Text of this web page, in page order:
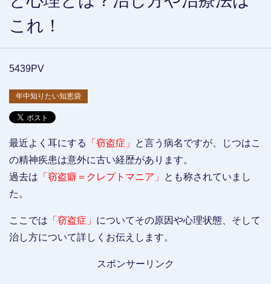
これ！
5439PV
年中知りたい知恵袋
最近よく耳にする 「窃盗症」
と言う病名ですが、じつはこ
の精神疾患は意外に古い経歴があります。
過去は 「窃盗癖＝クレプトマニア」
とも称されていまし
た。
ここでは 「窃盗症」 についてその原因や心理状態、そして
治し方について詳しくお伝えします。
スポンサーリンク